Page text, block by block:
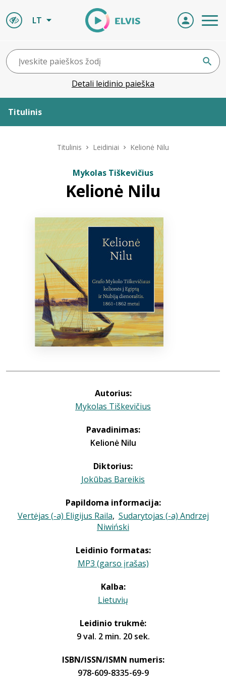
LT
Detali leidinio paieška
Titulinis
Naujienos
Bibliotekoms
+370 667 80 541
info@elvislab.lt
Titulinis Leidiniai Kelionė Nilu
Mykolas Tiškevičius
Kelionė Nilu
Autorius:
Mykolas Tiškevičius
Pavadinimas:
Kelionė Nilu
Diktorius:
Jokūbas Bareikis
Papildoma informacija:
Vertėjas (-a) Eligijus Raila, Sudarytojas (-a) Andrzej
Niwiński
Leidinio formatas:
MP3 (garso įrašas)
Kalba:
Lietuvių
Leidinio trukmė:
9 val. 2 min. 20 sek.
ISBN/ISSN/ISMN numeris:
978-609-8335-69-9